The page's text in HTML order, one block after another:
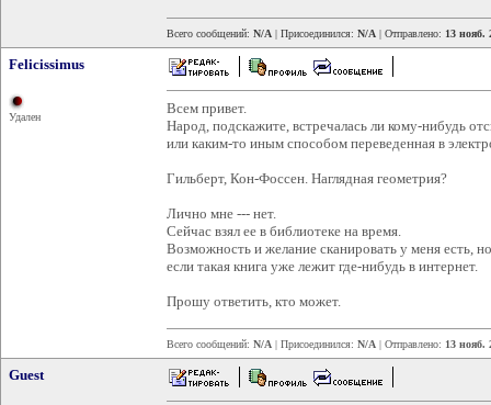
Всего сообщений: N/A | Присоединился: N/A | Отправлено: 13 нояб.
Felicissimus
Удален
Всем привет.
Народ, подскажите, встречалась ли кому-нибудь
или каким-то иным способом переведенная в
Гильберт, Кон-Фоссен. Наглядная геометрия?
Лично мне --- нет.
Сейчас взял ее в библиотеке на время.
Возможность и желание сканировать у меня есть,
если такая книга уже лежит где-нибудь в интернет.
Прошу ответить, кто может.
Всего сообщений: N/A | Присоединился: N/A | Отправлено: 13 нояб.
Guest